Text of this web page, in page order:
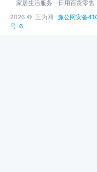
2026 © 互为网 豫公网安备
号-6
家居生活服务 日用百货零售